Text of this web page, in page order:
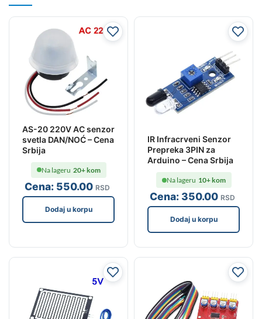
AS-20 220V AC senzor
svetla DAN/NOĆ – Cena
Srbija
Cena: 550.00 RSD
Na lageru 20+ kom
Dodaj u korpu
IR Infracrveni Senzor
Prepreka 3PIN za
Arduino – Cena Srbija
Cena:350.00 RSD
Na lageru 10+ kom
Dodaj u korpu